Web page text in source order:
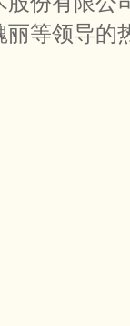
等领导的